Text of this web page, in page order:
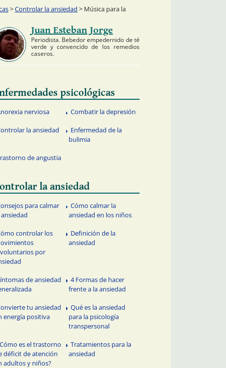
>Controlar la ansiedad > Música para la
Juan Esteban Jorge
Periodista. Bebedor empedernido de té
verde y convencido de los remedios
caseros.
psicológicas
nerviosa Combatir la depresión
la ansiedad
Enfermedad de la
bulimia
de angustia
la ansiedad
para calmar
ansiedad
Cómo calmar la
ansiedad en los niños
controlar los
por
Definición de la
ansiedad
de ansiedad
4 Formas de hacer
frente a la ansiedad
tu ansiedad
energía positiva
Qué es la ansiedad
para la psicología
transpersonal
es el trastorno
déficit de atención
adultos y niños?
Tratamientos para la
ansiedad